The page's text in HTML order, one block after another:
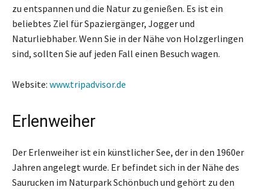
zu entspannen und die Natur zu genießen. Es ist ein
beliebtes Ziel für Spaziergänger, Jogger und
Naturliebhaber. Wenn Sie in der Nähe von Holzgerlingen
sind, sollten Sie auf jeden Fall einen Besuch wagen.
Website: www.tripadvisor.de
Erlenweiher
Der Erlenweiher ist ein künstlicher See, der in den 1960er
Jahren angelegt wurde. Er befindet sich in der Nähe des
Saurucken im Naturpark Schönbuch und gehört zu den